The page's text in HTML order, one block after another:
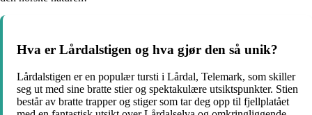
Hva er Lårdalstigen og hva gjør den så unik?
Lårdalstigen er en populær tursti i Lårdal, Telemark, som skiller
seg ut med sine bratte stier og spektakulære utsiktspunkter. Stien
består av bratte trapper og stiger som tar deg opp til fjellplatået